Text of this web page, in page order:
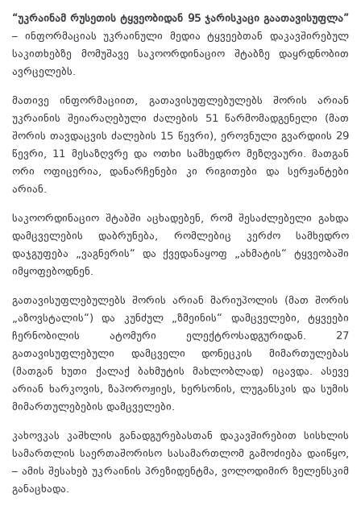
“უკრაინამ რუსეთის ტყვეობიდან 95 ჯარისკაცი გაათავისუფლა”
– ინფორმაციას უკრაინული მედია ტყვეებთან დაკავშირებულ
საკითხებზე მომუშავე საკოორდინაციო შტაბზე დაყრდნობით
ავრცელებს.
მათივე ინფორმაციით, გათავისუფლებულებს შორის არიან
უკრაინის შეიარაღებული ძალების 51 წარმომადგენელი (მათ
შორის თავდაცვის ძალების 15 წევრი), ეროვნული გვარდიის 29
წევრი, 11 მესაზღვრე და ოთხი სამხედრო მეზღვაური. მათგან
ორი ოფიცერია, დანარჩენები კი რიგითები და სერჟანტები
არიან.
საკოორდინაციო შტაბში აცხადებენ, რომ შესაძლებელი გახდა
დამცველების დაბრუნება, რომლებიც კერძო სამხედრო
დაჯგუფება „ვაგნერის“ და ქვედანაყოფ „ახმატის“ ტყვეობაში
იმყოფებოდნენ.
გათავისუფლებულებს შორის არიან მარიუპოლის (მათ შორის
„აზოვსტალის“) და კუნძულ „ზმეინის“ დამცველები, ტყვეები
ჩერნობილის ატომური ელექტროსადგურიდან. 27
გათავისუფლებული დამცველი დონეცკის მიმართულებას
(მათგან ხუთი ქალაქ ბახმუტის მახლობლად) იცავდა. ასევე
არიან ხარკოვის, ზაპოროჟიეს, ხერსონის, ლუგანსკის და სუმის
მიმართულებების დამცველები.
კახოვკას კაშხლის განადგურებასთან დაკავშირებით სისხლის
სამართლის საერთაშორისო სასამართლომ გამოძიება დაიწყო,
– ამის შესახებ უკრაინის პრეზიდენტმა, ვოლოდიმირ ზელენსკიმ
განაცხადა.